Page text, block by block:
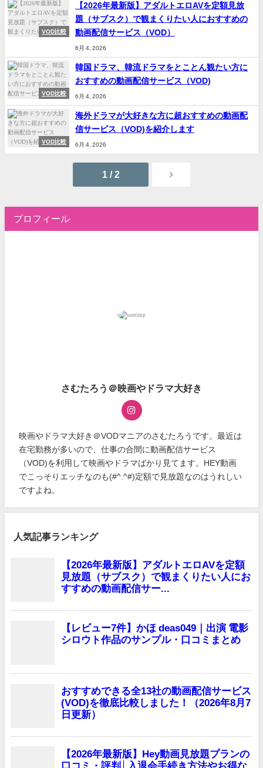
VOD比較
【2026年最新版】アダルトエロAVを定額見放
題（サブスク）で観まくりたい人におすすめの
動画配信サービス（VOD）
6月 4, 2026
VOD比較
韓国ドラマ、韓流ドラマをとことん観たい方に
おすすめの動画配信サービス（VOD)
6月 4, 2026
VOD比較
海外ドラマが大好きな方に超おすすめの動画配
信サービス（VOD)を紹介します
6月 4, 2026
1 / 2
プロフィール
さむたろう＠映画やドラマ大好き
映画やドラマ大好き＠VODマニアのさむたろうです。最近は
在宅勤務が多いので、仕事の合間に動画配信サービス
（VOD)を利用して映画やドラマばかり見てます。HEY動画
でこっそりエッチなのも(#^.^#)定額で見放題なのはうれしい
ですよね。
人気記事ランキング